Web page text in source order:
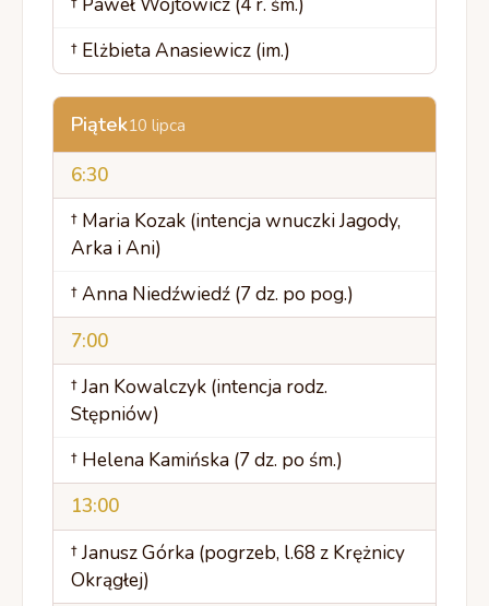
† Paweł Wójtowicz (4 r. śm.)
† Elżbieta Anasiewicz (im.)
Piątek10 lipca
6:30
† Maria Kozak (intencja wnuczki Jagody,
Arka i Ani)
† Anna Niedźwiedź (7 dz. po pog.)
7:00
† Jan Kowalczyk (intencja rodz.
Stępniów)
† Helena Kamińska (7 dz. po śm.)
13:00
† Janusz Górka (pogrzeb, l.68 z Krężnicy
Okrągłej)